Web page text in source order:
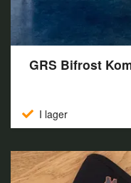
GRS Bifrost
I lager